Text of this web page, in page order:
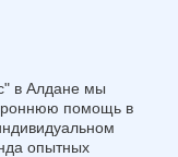
в Алдане мы
помощь в
опытных